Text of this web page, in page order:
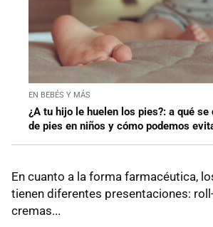
EN BEBÉS Y MÁS
¿A tu hijo le huelen los pies?: a qué
de pies en niños y cómo podemos
En cuanto a la forma farmacéutica,
tienen diferentes presentaciones:
cremas...